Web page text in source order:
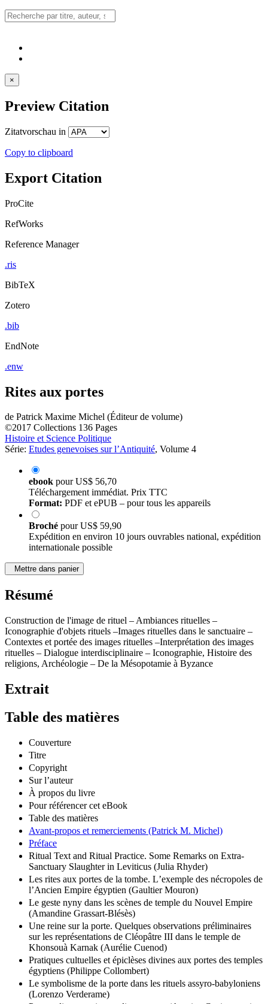
×
Preview Citation
Zitatvorschau in
Copy to clipboard
Export Citation
ProCite
RefWorks
Reference Manager
.ris
BibTeX
Zotero
.bib
EndNote
.enw
Rites aux portes
de Patrick Maxime Michel (Éditeur de volume)
©2017 Collections 136 Pages
Histoire et Science Politique
Série: Etudes genevoises sur l’Antiquité, Volume 4
ebook pourUS$ 56,70
Téléchargement immédiat. Prix TTC
Format: PDF et ePUB – pour tous les appareils
Broché pourUS$ 59,90
Expédition en environ 10 jours ouvrables national, expédition
internationale possible
Mettre dans panier
Résumé
Construction de l'image de rituel – Ambiances rituelles –
Iconographie d'objets rituels –Images rituelles dans le sanctuaire –
Contextes et portée des images rituelles –Interprétation des images
rituelles – Dialogue interdisciplinaire – Iconographie, Histoire des
religions, Archéologie – De la Mésopotamie à Byzance
Extrait
Table des matières
Couverture
Titre
Copyright
Sur l’auteur
À propos du livre
Pour référencer cet eBook
Table des matières
Avant-propos et remerciements (Patrick M. Michel)
Préface
Ritual Text and Ritual Practice. Some Remarks on Extra-
Sanctuary Slaughter in Leviticus (Julia Rhyder)
Les rites aux portes de la tombe. Lʼexemple des nécropoles de
lʼAncien Empire égyptien (Gaultier Mouron)
Le geste nyny dans les scènes de temple du Nouvel Empire
(Amandine Grassart-Blésès)
Une reine sur la porte. Quelques observations préliminaires
sur les représentations de Cléopâtre III dans le temple de
Khonsouà Karnak (Aurélie Cuenod)
Pratiques cultuelles et épiclèses divines aux portes des temples
égyptiens (Philippe Collombert)
Le symbolisme de la porte dans les rituels assyro-babyloniens
(Lorenzo Verderame)